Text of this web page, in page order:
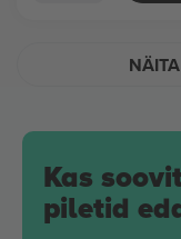
Kas
piletid